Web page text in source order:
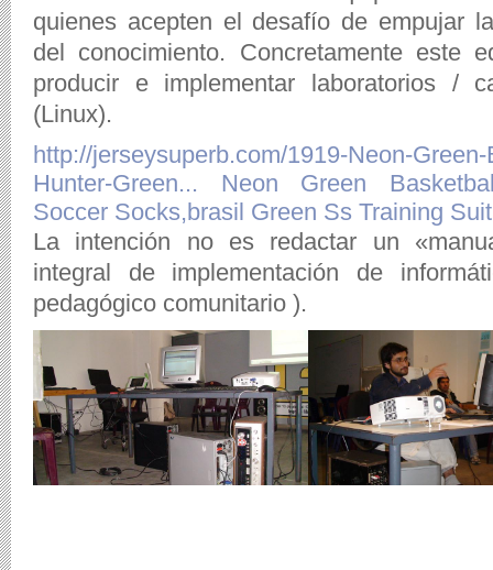
quienes acepten el desafío de empujar
del conocimiento. Concretamente este
producir e implementar laboratorios /
(Linux).
http://jerseysuperb.com/1919-Neon-
Hunter-Green...
Neon Green
Soccer Socks,brasil Green Ss Training Suit
La intención no es redactar un
integral de implementación de
pedagógico comunitario ).